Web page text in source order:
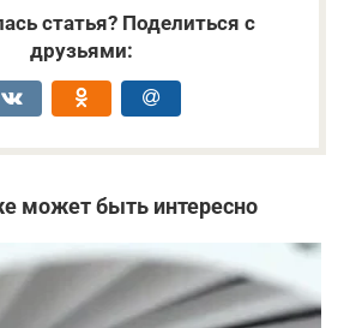
статья? Поделиться с
друзьями:
может быть интересно